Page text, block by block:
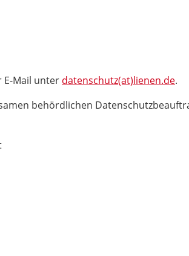
E-Mail unter datenschutz(at)lienen.de.
behördlichen